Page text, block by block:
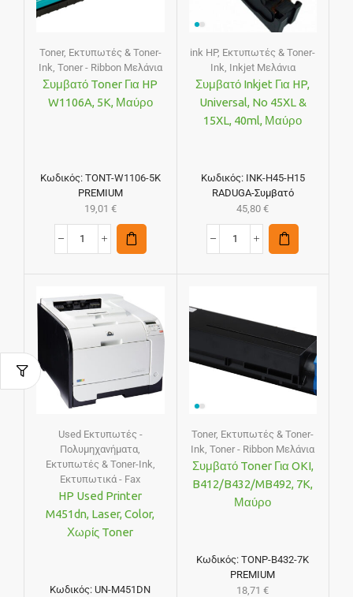
Toner, Εκτυπωτές & Toner-
Ink, Toner - Ribbon Μελάνια
Συμβατό Toner Για HP
W1106A, 5K, Μαύρο
Κωδικός: TONT-W1106-5K
PREMIUM
19,01 €
ink HP, Εκτυπωτές & Toner-
Ink, Inkjet Μελάνια
Συμβατό Inkjet Για HP,
Universal, No 45XL &
15XL, 40ml, Μαύρο
Κωδικός: INK-H45-H15
RADUGA-Συμβατό
45,80€
Used Εκτυπωτές -
Πολυμηχανήματα,
Εκτυπωτές & Toner-Ink,
Εκτυπωτικά - Fax
HP Used Printer
M451dn, Laser, Color,
Χωρίς Toner
Κωδικός: UN-M451DN
Toner, Εκτυπωτές & Toner-
Ink,Toner - Ribbon Μελάνια
Συμβατό Toner Για OKI,
B412/B432/MB492, 7K,
Μαύρο
Κωδικός:TONP-B432-7K
PREMIUM
18,71€